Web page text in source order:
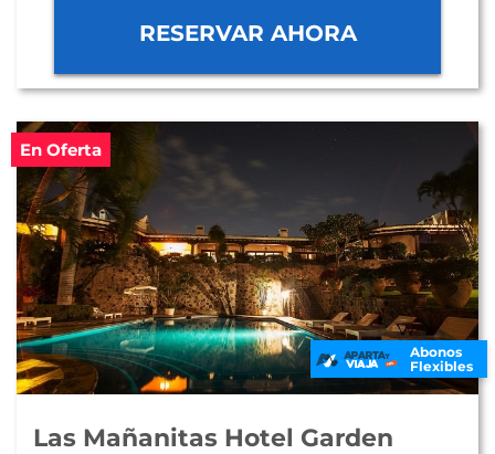
RESERVAR AHORA
En Oferta
Abonos
Flexibles
Las Mañanitas Hotel Garden